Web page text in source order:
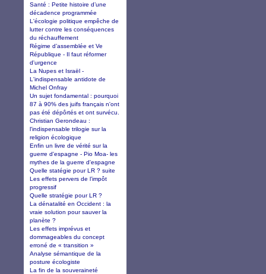
Santé : Petite histoire d’une
décadence programmée
L'écologie politique empêche de
lutter contre les conséquences
du réchauffement
Régime d’assemblée et Ve
République - Il faut réformer
d'urgence
La Nupes et Israël -
L'indispensable antidote de
Michel Onfray
Un sujet fondamental : pourquoi
87 à 90% des juifs français n'ont
pas été dépôrtés et ont survécu.
Christian Gerondeau :
l'indispensable trilogie sur la
religion écologique
Enfin un livre de vérité sur la
guerre d'espagne - Pio Moa- les
mythes de la guerre d'espagne
Quelle statégie pour LR ? suite
Les effets pervers de l’impôt
progressif
Quelle stratégie pour LR ?
La dénatalité en Occident : la
vraie solution pour sauver la
planète ?
Les effets imprévus et
dommageables du concept
erroné de « transition »
Analyse sémantique de la
posture écologiste
La fin de la souveraineté